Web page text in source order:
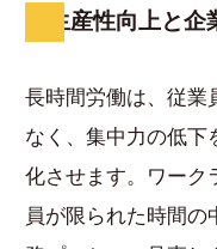
生産性向上と
長時間労働は、従業
なく、集中力の低下
化させます。ワーク
員が限られた時間